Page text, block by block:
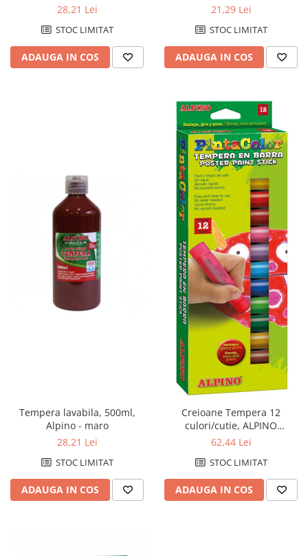
28,21 Lei
STOC LIMITAT
ADAUGA IN COS
21,29 Lei
STOC LIMITAT
ADAUGA IN COS
Tempera lavabila, 500ml,
Alpino - maro
28,21 Lei
STOC LIMITAT
ADAUGA IN COS
Creioane Tempera 12
culori/cutie, ALPINO
PintaColor
62,44 Lei
STOC LIMITAT
ADAUGA IN COS